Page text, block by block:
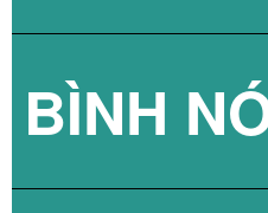
BÌNH